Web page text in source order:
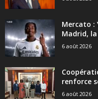
Mercato :
Madrid, la
6 août 2026
renforce
6 août 2026